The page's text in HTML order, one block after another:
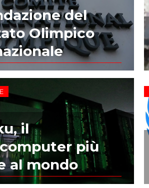
del
Olimpico
il
più
al mondo